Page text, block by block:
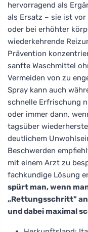
hervorragend als
als Ersatz – sie ist
oder bei erhöhter
wiederkehrende
Prävention
sanfte Waschmittel
Vermeiden von zu
Spray kann auch
schnelle Erfrischung
oder immer dann,
tagsüber
deutlichem
Beschwerden
mit einem Arzt zu
fachkundige Lösung
spürt man, wenn
„Rettungsschritt"
und dabei maximal